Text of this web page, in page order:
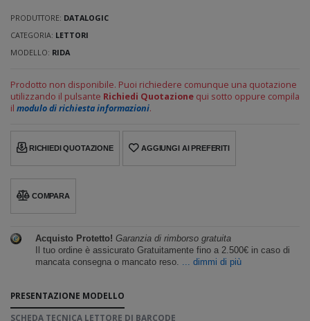
PRODUTTORE: DATALOGIC
CATEGORIA: LETTORI
MODELLO: RIDA
Prodotto non disponibile. Puoi richiedere comunque una quotazione
utilizzando il pulsante Richiedi Quotazione qui sotto oppure compila
il modulo di richiesta informazioni.
RICHIEDI QUOTAZIONE AGGIUNGI AI PREFERITI
COMPARA
Acquisto Protetto! Garanzia di rimborso gratuita
Il tuo ordine è assicurato Gratuitamente fino a 2.500€ in caso di
mancata consegna o mancato reso. ... dimmi di più
PRESENTAZIONE MODELLO
SCHEDA TECNICA LETTORE DI BARCODE